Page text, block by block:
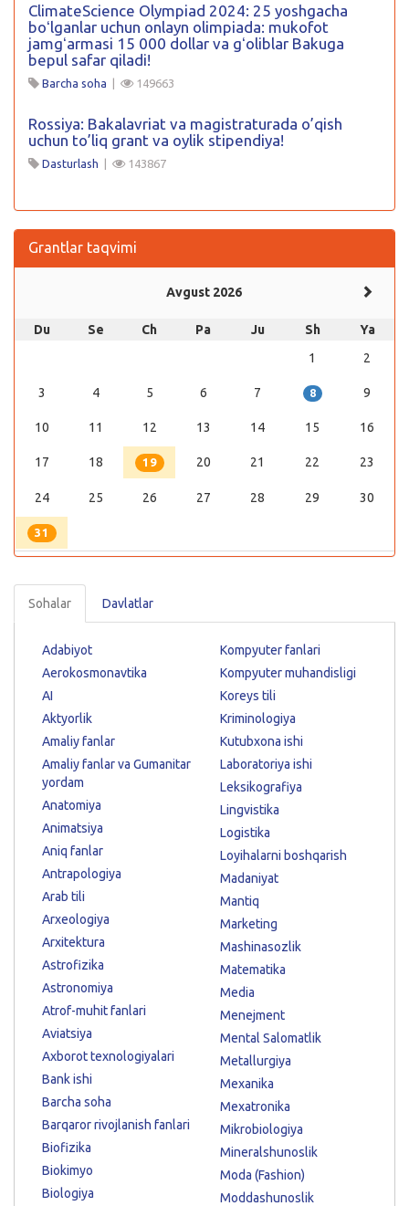
ClimateScience Olympiad 2024: 25 yoshgacha
boʻlganlar uchun onlayn olimpiada: mukofot
jamgʻarmasi 15 000 dollar va gʻoliblar Bakuga
bepul safar qiladi!
Barcha soha | 149663
Rossiya: Bakalavriat va magistraturada o’qish
uchun to’liq grant va oylik stipendiya!
Dasturlash | 143867
Grantlar taqvimi
Avgust 2026
Du Se Ch Pa Ju Sh
Ya
1
2
3 4 5 6 7 8 9
10 11 12 13 14 15 16
17 18 19 20 21 22 23
24 25 26 27 28 29 30
31
Sohalar Davlatlar
Adabiyot
Aerokosmonavtika
AI
Aktyorlik
Amaliy fanlar
Amaliy fanlar va Gumanitar
yordam
Anatomiya
Animatsiya
Aniq fanlar
Antrapologiya
Arab tili
Arxeologiya
Arxitektura
Astrofizika
Astronomiya
Atrof-muhit fanlari
Aviatsiya
Axborot texnologiyalari
Bank ishi
Barcha soha
Barqaror rivojlanish fanlari
Biofizika
Biokimyo
Biologiya
Kompyuter fanlari
Kompyuter muhandisligi
Koreys tili
Kriminologiya
Kutubxona ishi
Laboratoriya ishi
Leksikografiya
Lingvistika
Logistika
Loyihalarni boshqarish
Madaniyat
Mantiq
Marketing
Mashinasozlik
Matematika
Media
Menejment
Mental Salomatlik
Metallurgiya
Mexanika
Mexatronika
Mikrobiologiya
Mineralshunoslik
Moda (Fashion)
Moddashunoslik